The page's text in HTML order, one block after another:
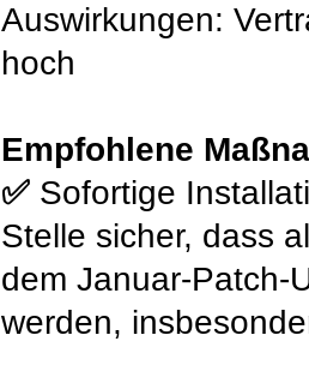
Auswirkungen:
hoch
Empfohlene
✅ Sofortige
Stelle sicher, dass
dem Januar-Patch-
werden,